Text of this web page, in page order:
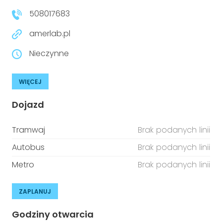
508017683
amerlab.pl
Nieczynne
WIĘCEJ
Dojazd
Tramwaj
Brak podanych linii
Autobus
Brak podanych linii
Metro
Brak podanych linii
ZAPLANUJ
Godziny otwarcia